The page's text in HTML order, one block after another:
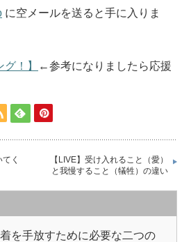
に空メールを送ると手に入りま
！】
←参考になりましたら応援
く
【LIVE】受け入れること（愛）
と我慢すること（犠牲）の違い
を手放すために必要な二つの